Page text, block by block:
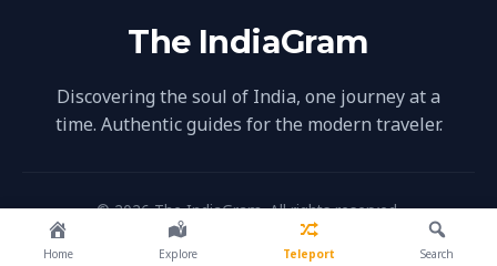
The IndiaGram
Discovering the soul of India, one journey at a
time. Authentic guides for the modern traveler.
© 2026 The IndiaGram. All rights reserved.
Home Explore Teleport Search